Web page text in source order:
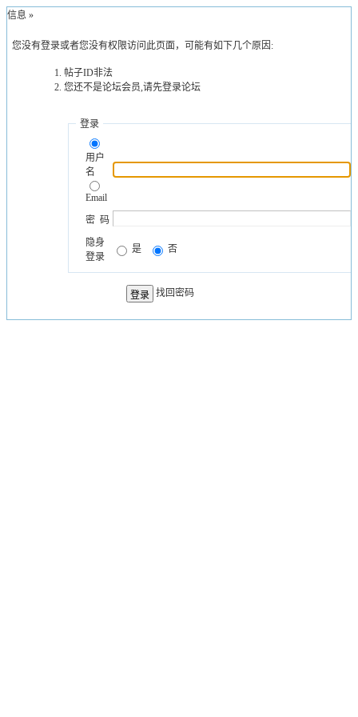
信息 »
您没有登录或者您没有权限访问此页面，可能有如下几个原因:
帖子ID非法
您还不是论坛会员,请先登录论坛
登录
用户
名
Email
密 码
隐身
登录
是 否
找回密码